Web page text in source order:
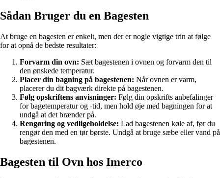
Sådan Bruger du en Bagesten
At bruge en bagesten er enkelt, men der er nogle vigtige trin at følge
for at opnå de bedste resultater:
Forvarm din ovn: Sæt bagestenen i ovnen og forvarm den til
den ønskede temperatur.
Placer din bagning på bagestenen: Når ovnen er varm,
placerer du dit bagværk direkte på bagestenen.
Følg opskriftens anvisninger: Følg din opskrifts anbefalinger
for bagetemperatur og -tid, men hold øje med bagningen for at
undgå at det brænder på.
Rengøring og vedligeholdelse: Lad bagestenen køle af, før du
rengør den med en tør børste. Undgå at bruge sæbe eller vand på
bagestenen.
Bagesten til Ovn hos Imerco